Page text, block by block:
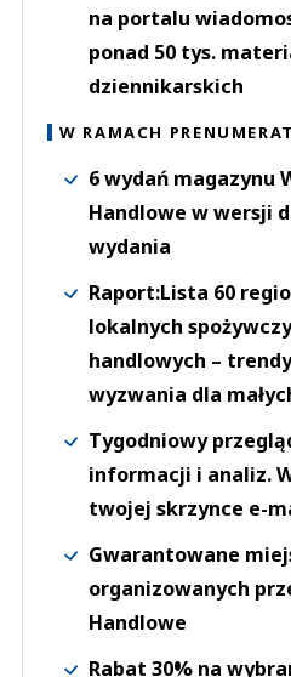
na portalu
ponad 50 tys.
dziennikarskich
W RAMACH
6 wydań magazynu
Handlowe w wersji
wydania
Raport:Lista 60
lokalnych
handlowych –
wyzwania dla
Tygodniowy
informacji i analiz.
twojej skrzynce e-
Gwarantowane
organizowanych
Handlowe
Rabat 30% na